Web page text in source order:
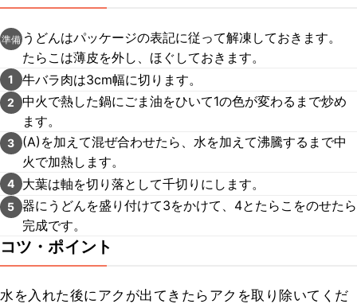
準備 うどんはパッケージの表記に従って解凍しておきます。
たらこは薄皮を外し、ほぐしておきます。
1 牛バラ肉は3cm幅に切ります。
2
中火で熱した鍋にごま油をひいて1の色が変わるまで炒め
ます。
3
(A)を加えて混ぜ合わせたら、水を加えて沸騰するまで中
火で加熱します。
4 大葉は軸を切り落として千切りにします。
5 器にうどんを盛り付けて3をかけて、4とたらこをのせたら
完成です。
コツ・ポイント
水を入れた後にアクが出てきたらアクを取り除いてくだ